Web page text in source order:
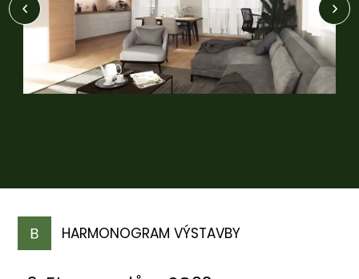
HARMONOGRAM VÝSTAVBY